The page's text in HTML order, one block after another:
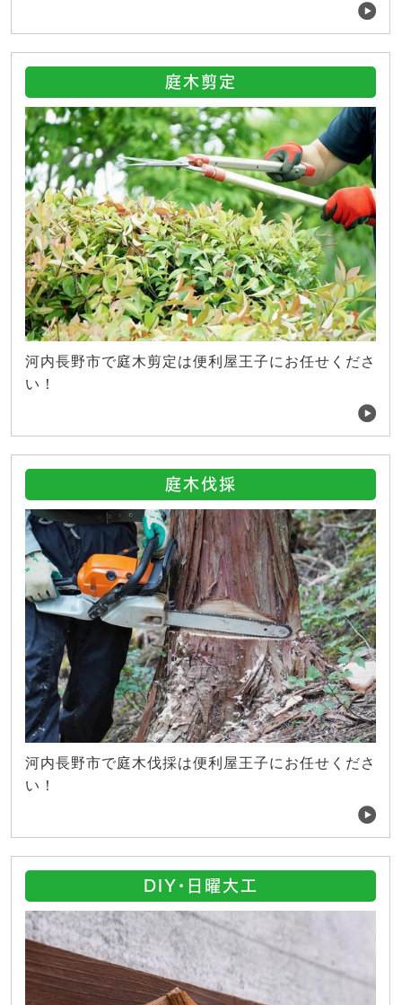
庭木剪定
河内長野市で庭木剪定は便利屋王子にお任せくださ
い！
庭木伐採
河内長野市で庭木伐採は便利屋王子にお任せくださ
い！
DIY・日曜大工